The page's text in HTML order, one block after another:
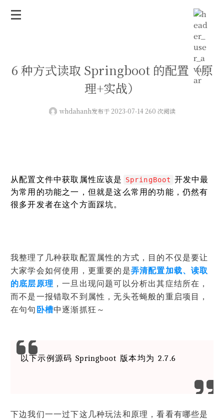
6 种方式读取 Springboot 的配置（原
理+实战）
whdahanh发布于 2023-07-14 260 次阅读
从配置文件中获取属性应该是 SpringBoot 开发中最
为常用的功能之一，但就是这么常用的功能，仍然有
很多开发者在这个方面踩坑。
我整理了几种获取配置属性的方式，目的不仅是要让
大家学会如何使用，更重要的是弄清配置加载、读取
的底层原理 ，一旦出现问题可以分析出其症结所在，
而不是一报错取不到属性，无头苍蝇般的重启项目，
在句句 卧槽中逐渐抓狂～
以下示例源码 Springboot 版本均为 2.7.6
下边我们一一过下这几种玩法和原理，看看有哪些是